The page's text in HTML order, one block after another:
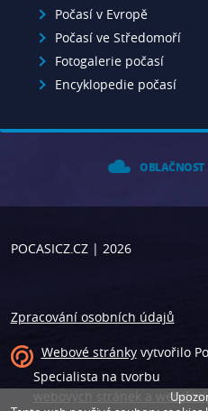
Počasí v Evropě
Počasí ve Středomoří
Fotogalerie počasí
Encyklopedie počasí
OBLAČNOST
POCASICZ.CZ| 2026
Zpracování osobních údajů
Webové stránkyvytvořilo
Specialista na tvorbu
webových stránek a